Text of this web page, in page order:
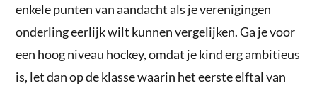
enkele punten van aandacht als je verenigingen
onderling eerlijk wilt kunnen vergelijken. Ga je voor
een hoog niveau hockey, omdat je kind erg ambitieus
is, let dan op de klasse waarin het eerste elftal van